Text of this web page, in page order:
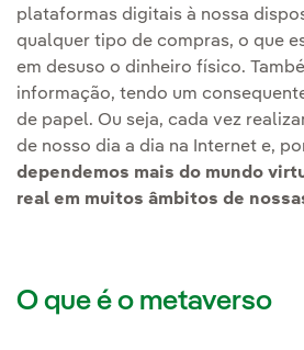
plataformas digitais à nossa
qualquer tipo de compras, o que
em desuso o dinheiro físico.
informação, tendo um
de papel. Ou seja, cada vez
de nosso dia a dia na Internet e,
dependemos mais do mundo
real em muitos âmbitos de
O que é o metaverso